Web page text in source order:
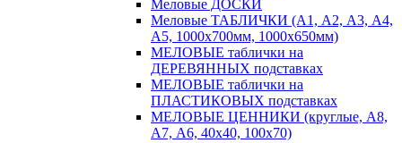
Меловые ДОСКИ
Меловые ТАБЛИЧКИ (А1, А2, А3, А4,
А5, 1000х700мм, 1000х650мм)
МЕЛОВЫЕ таблички на
ДЕРЕВЯННЫХ подставках
МЕЛОВЫЕ таблички на
ПЛАСТИКОВЫХ подставках
МЕЛОВЫЕ ЦЕННИКИ (круглые, А8,
А7, А6, 40х40, 100х70)